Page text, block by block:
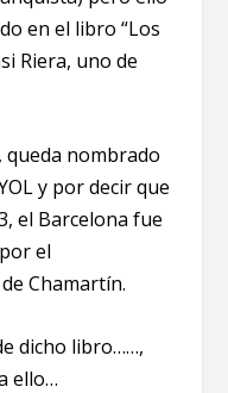
en el libro “Los
Riera, uno de
queda nombrado
y por decir que
el Barcelona fue
el
Chamartín.
dicho libro……,
ello…